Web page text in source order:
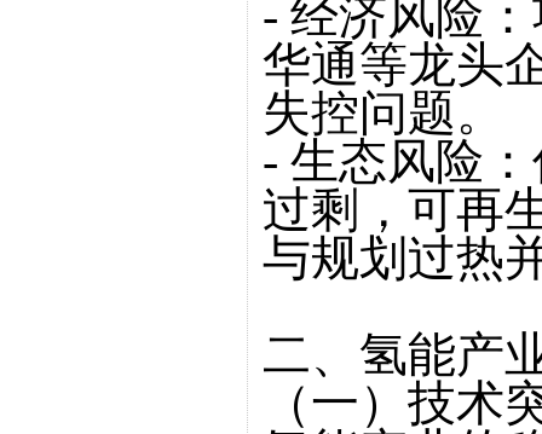
- 经济风险
华通等龙头
失控问题。
- 生态风险
过剩，可再
与规划过热
二、氢能产
（一）技术